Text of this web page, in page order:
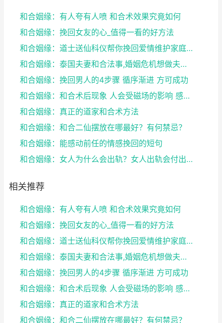
和合姻缘：有人夸有人喷 和合术效果究竟如何
和合姻缘：挽回女友的心_值得一看的好方法
和合姻缘：道士送仙科仪帮你挽回爱情维护家庭完整
和合姻缘：泰国夫妻和合法事,婚姻危机想做夫妻和合法...
和合姻缘：挽回男人的4步骤 循序渐进 方可成功
和合姻缘：和合术后现象 人会受磁场的影响 感到头晕...
和合姻缘：真正的道家和合术方法
和合姻缘：和合二仙摆放在哪最好？有何禁忌？
和合姻缘：能感动前任的情感挽回的短句
和合姻缘：女人为什么会出轨？女人出轨会付出感情吗？
相关推荐
和合姻缘：有人夸有人喷 和合术效果究竟如何
和合姻缘：挽回女友的心_值得一看的好方法
和合姻缘：道士送仙科仪帮你挽回爱情维护家庭完整
和合姻缘：泰国夫妻和合法事,婚姻危机想做夫妻和合法...
和合姻缘：挽回男人的4步骤 循序渐进 方可成功
和合姻缘：和合术后现象 人会受磁场的影响 感到头晕...
和合姻缘：真正的道家和合术方法
和合姻缘：和合二仙摆放在哪最好？有何禁忌？